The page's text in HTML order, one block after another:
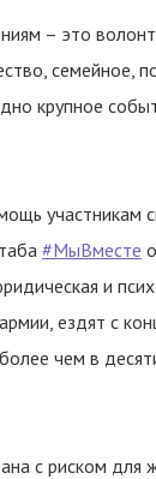
– это
семейное,
крупное
участникам
#МыВместе
и
ездят с
чем в
с риском для